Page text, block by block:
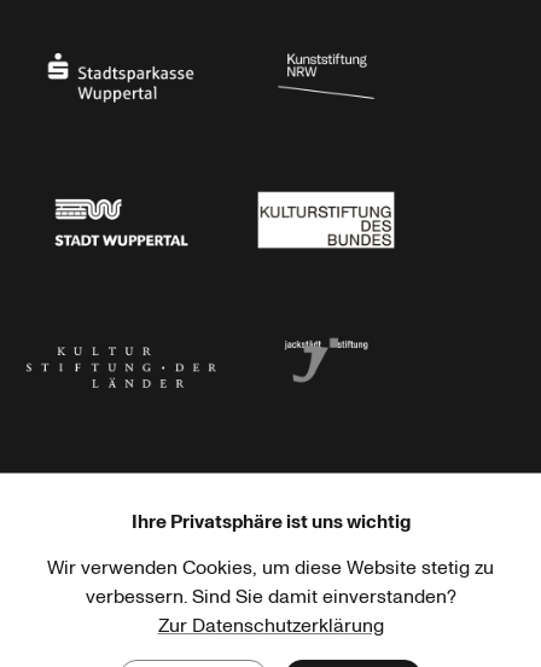
Haus der Kulturen der Welt Goethe-Institut
Ihre Privatsphäre ist uns wichtig
Wir verwenden Cookies, um diese Website stetig zu
verbessern. Sind Sie damit einverstanden?
Zur Datenschutzerklärung